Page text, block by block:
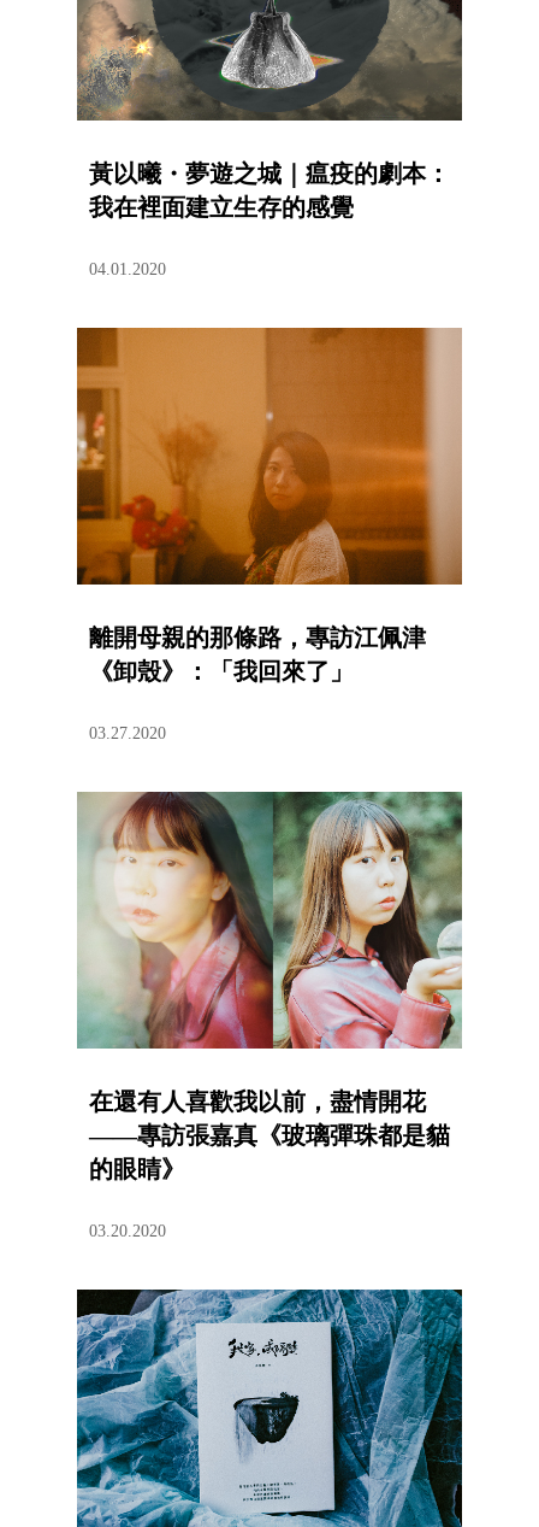
黃以曦・夢遊之城｜瘟疫的劇本：
我在裡面建立生存的感覺
04.01.2020
離開母親的那條路，專訪江佩津
《卸殼》：「我回來了」
03.27.2020
在還有人喜歡我以前，盡情開花
——專訪張嘉真《玻璃彈珠都是貓
的眼睛》
03.20.2020